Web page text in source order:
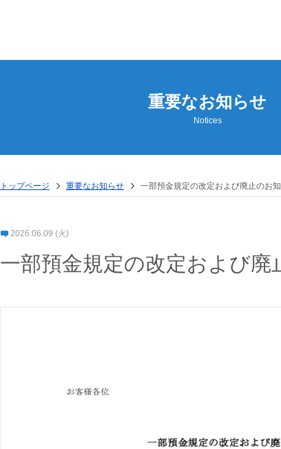
重要なお知らせ
Notices
トップページ 重要なお知らせ 一部預金規定の改定および廃止のお
2026.06.09 (火)
一部預金規定の改定および廃